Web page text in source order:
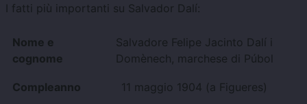
I fatti più importanti su Salvador Dalí:
Nome e
cognome
Salvadore Felipe Jacinto Dalí i
Domènech, marchese di Púbol
Compleanno 11 maggio 1904 (a Figueres)